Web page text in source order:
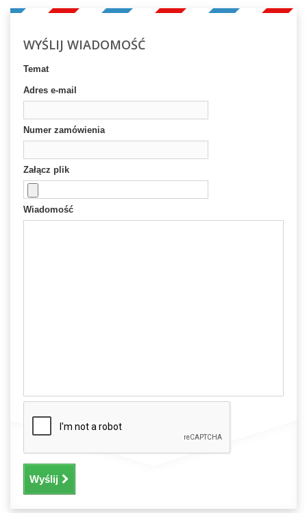
WYŚLIJ WIADOMOŚĆ
Temat
Adres e-mail
Numer zamówienia
Załącz plik
Wiadomość
Wyślij